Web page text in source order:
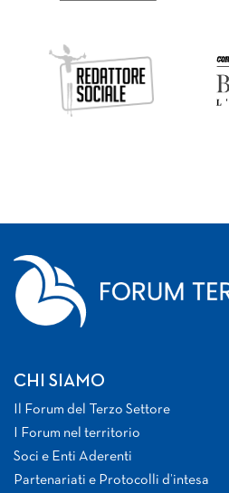
CHI SIAMO
Il Forum del Terzo Settore
I Forum nel territorio
Soci e Enti Aderenti
Partenariati e Protocolli d’intesa